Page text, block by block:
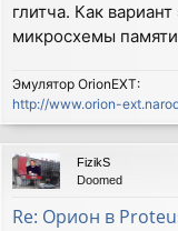
глитча. Как
микросхемы
Эмулятор OrionEXT:
http://www.orion-
FizikS
Doomed
Re: Орион в